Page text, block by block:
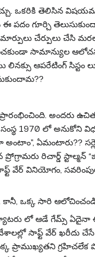
ఒకరికి తెలిసిన
గూర్చి
చేర్పులు చేసి
సామాన్యుల
ఆపరేటింగ్
అందరు
1970 లో అనుకోని
అంటాం", ఏమంటారు??
రిచార్డ్ స్టాల్మన్
వేర్ వినియోగం,
కానీ, ఒక్క సారి
లో ఆడే గేమ్స్
సాఫ్ట్ వేర్ ఖరీదు
ప్రాముఖ్యతని